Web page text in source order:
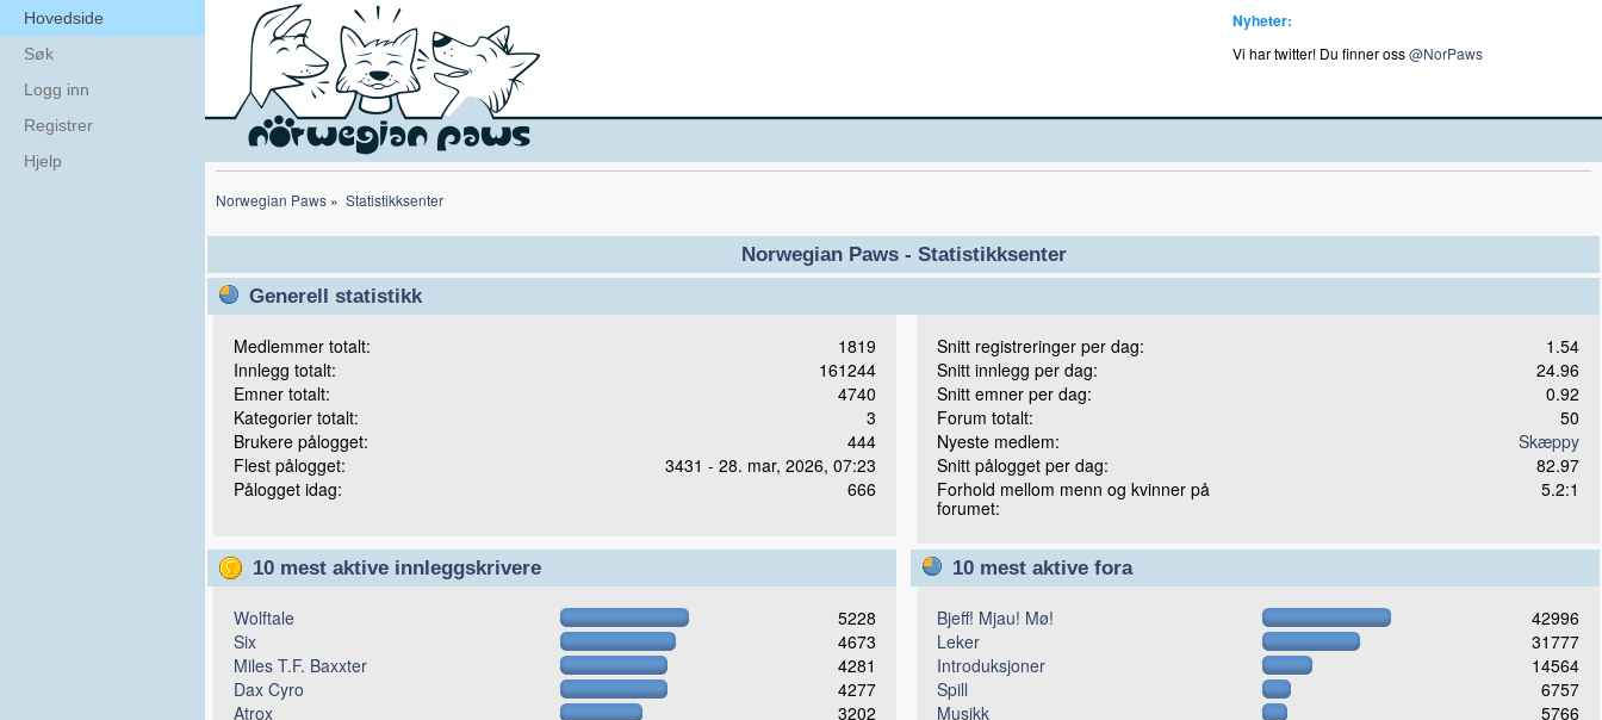
Nyheter:
Vi har twitter! Du finner oss@NorPaws
Hovedside
Søk
Logg inn
Registrer
Hjelp
Norwegian Paws » Statistikksenter
Norwegian Paws - Statistikksenter
Generell statistikk
Medlemmer totalt:
1819
Innlegg totalt:
161244
Emner totalt:
4740
Kategorier totalt:
3
Brukere pålogget:
444
Flest pålogget:
3431 - 28. mar, 2026, 07:23
Pålogget idag:
666
Snitt registreringer per dag:
1.54
Snitt innlegg per dag:
24.96
Snitt emner per dag:
0.92
Forum totalt:
50
Nyeste medlem:
Skæppy
Snitt pålogget per dag:
82.97
Forhold mellom menn og kvinner på
forumet:
5.2:1
10 mest aktive innleggskrivere
Wolftale
5228
Six
4673
Miles T.F. Baxxter
4281
Dax Cyro
4277
Atrox
3202
10 mest aktive fora
Bjeff! Mjau! Mø!
42996
Leker
31777
Introduksjoner
14564
Spill
6757
Musikk
5766